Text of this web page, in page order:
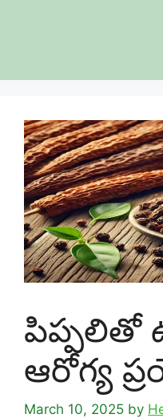
పిప్పలితో
ఆరోగ్య
March 10, 2025 by